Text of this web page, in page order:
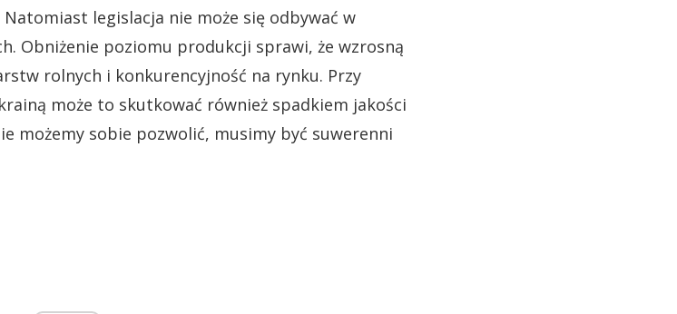
legislacja nie może się odbywać w
Obniżenie poziomu produkcji sprawi, że wzrosną
rolnych i konkurencyjność na rynku. Przy
może to skutkować również spadkiem jakości
możemy sobie pozwolić, musimy być suwerenni